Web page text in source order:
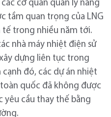
các cơ quan quản lý năng
tầm quan trọng của LNG
trong nhiều năm tới.
nhà máy nhiệt điện sử
dựng liên tục trong
cạnh đó, các dự án nhiệt
quốc đã không được
yêu cầu thay thế bằng